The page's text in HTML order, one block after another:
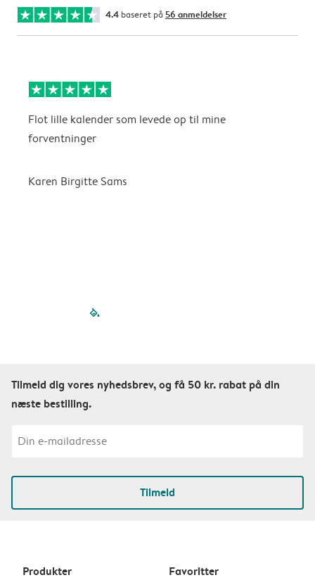
4.4 baseret på 56 anmeldelser
Flot lille kalender som levede op til mine
forventninger
Karen Birgitte Sams
filled-pagination
Tilmeld dig vores nyhedsbrev, og få 50 kr. rabat på din
næste bestilling.
Tilmeld
Produkter Favoritter